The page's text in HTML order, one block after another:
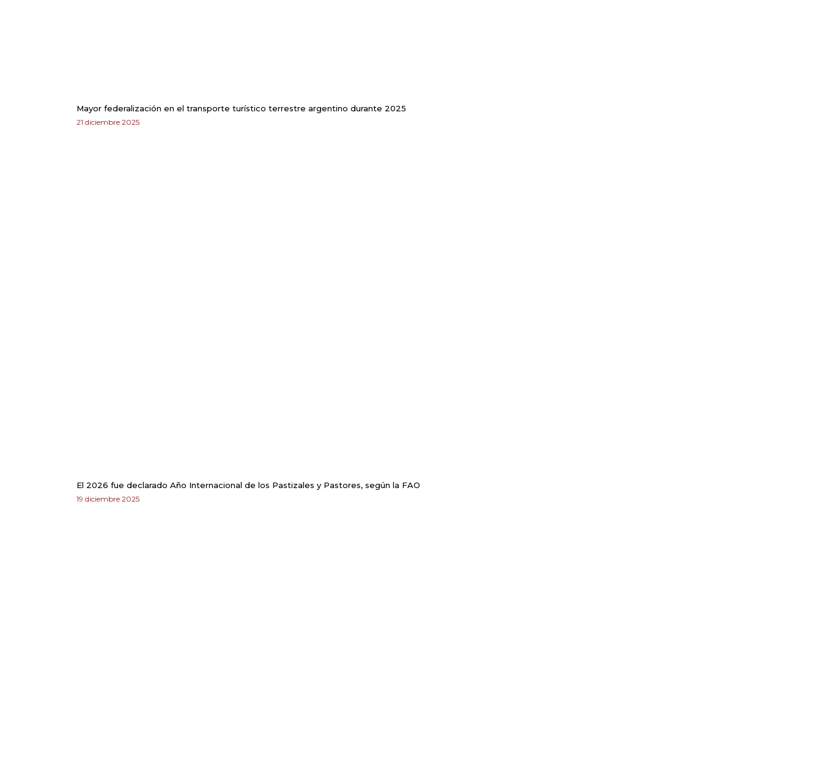
Mayor federalización en el transporte turístico terrestre argentino durante 2025
21 diciembre 2025
El 2026 fue declarado Año Internacional de los Pastizales y Pastores, según la FAO
19 diciembre 2025